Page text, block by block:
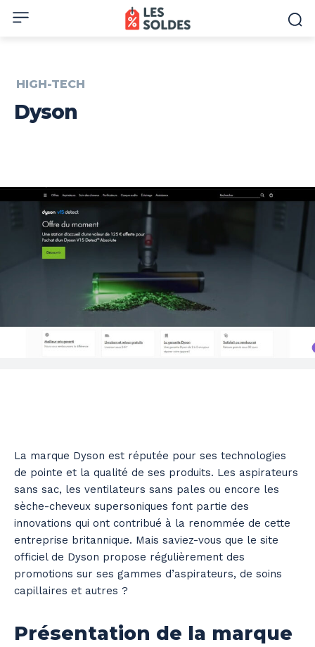
HIGH-TECH
Dyson
La marque Dyson est réputée pour ses technologies
de pointe et la qualité de ses produits. Les aspirateurs
sans sac, les ventilateurs sans pales ou encore les
sèche-cheveux supersoniques font partie des
innovations qui ont contribué à la renommée de cette
entreprise britannique. Mais saviez-vous que le site
officiel de Dyson propose régulièrement des
promotions sur ses gammes d’aspirateurs, de soins
capillaires et autres ?
Présentation de la marque